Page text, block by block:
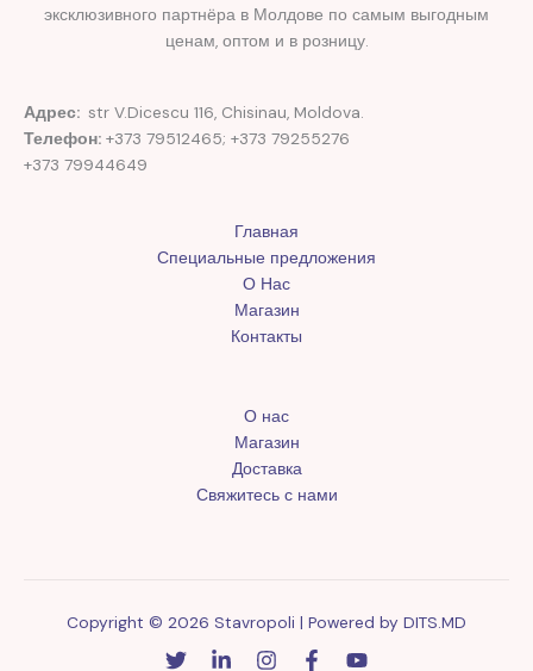
эксклюзивного партнёра в Молдове по самым выгодным
ценам, оптом и в розницу.
Адрес: str V.Dicescu 116, Chisinau, Moldova.
Телефон: +373 79512465; +373 79255276
+373 79944649
Главная
Специальные предложения
О Нас
Магазин
Контакты
О нас
Магазин
Доставка
Свяжитесь с нами
Copyright © 2026 Stavropoli | Powered by DITS.MD